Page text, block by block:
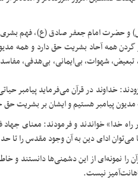
و حضرت امام جعفر صادق (ع)، فهم
گردن همه آحاد بشریت حق دارد و همه
شهوات، بی‌ایمانی، بی‌هدفی،
خداوند در قرآن می‌فرماید پیامبر
پیامبر هستیم و ایشان بر بشریت حق
راه خدا» خواندند و فرمودند: معنای
ادای دین به آن وجود مقدس را تا حد
را نمونه‌ای از این دشمنی‌ها دانستند و
نیست.